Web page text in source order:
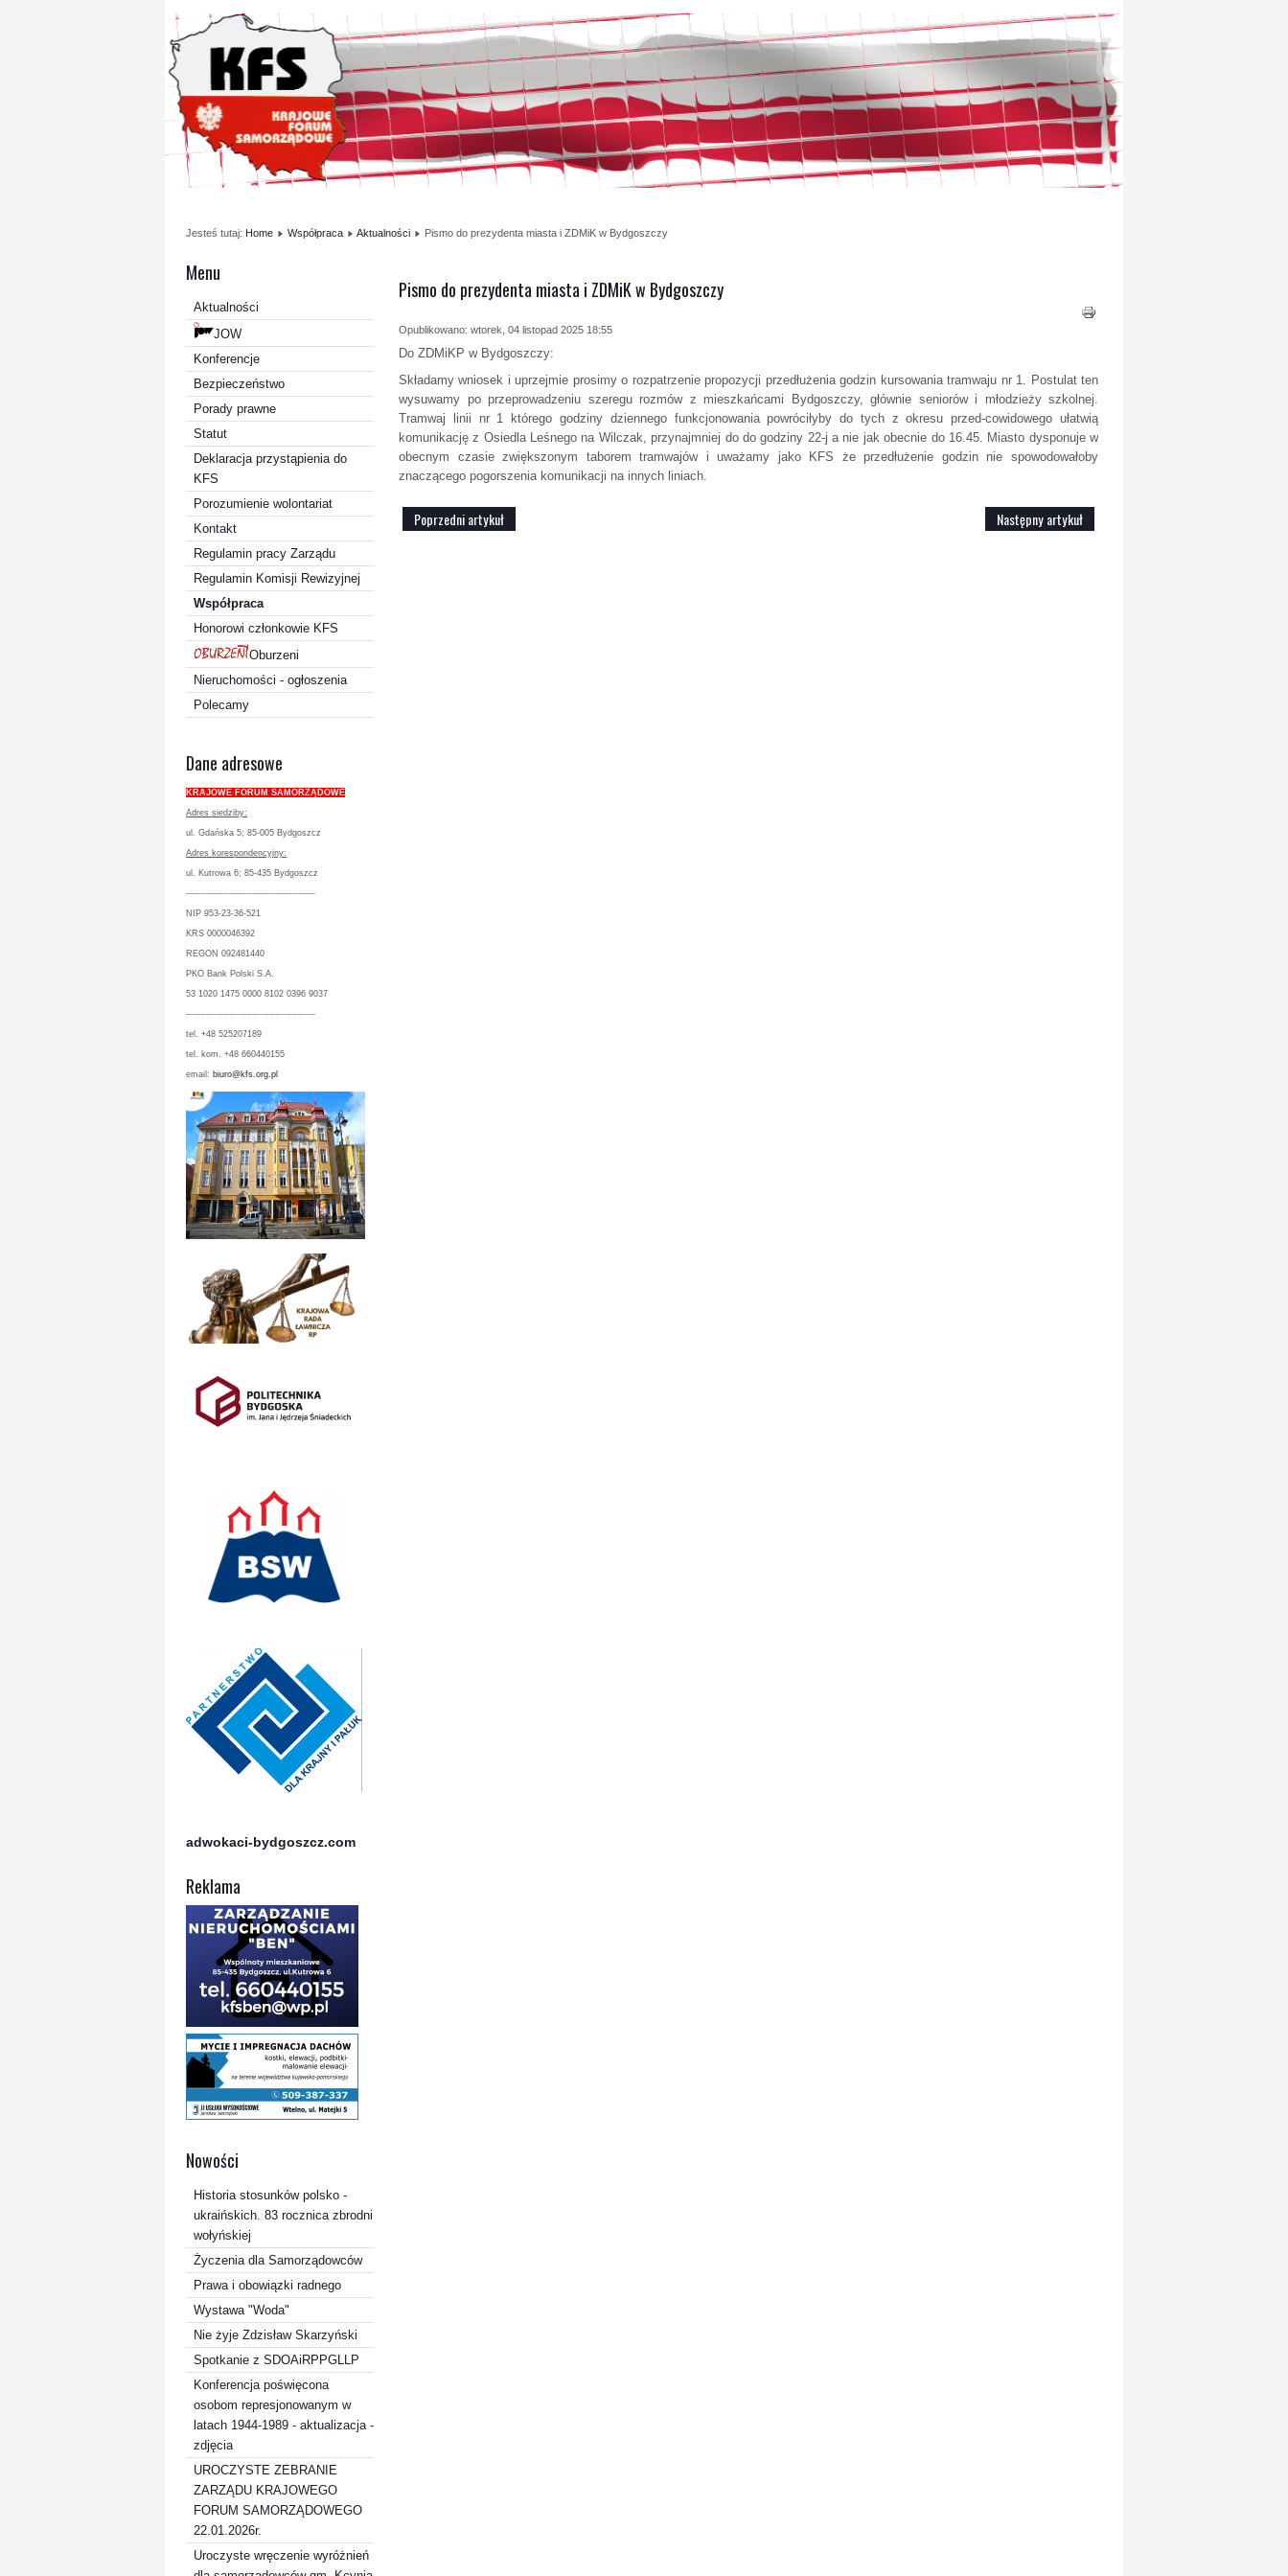
Jesteś tutaj: Home Współpraca Aktualności Pismo do prezydenta miasta i ZDMiK w Bydgoszczy
Menu
Aktualności
JOW
Konferencje
Bezpieczeństwo
Porady prawne
Statut
Deklaracja przystąpienia do
KFS
Porozumienie wolontariat
Kontakt
Regulamin pracy Zarządu
Regulamin Komisji Rewizyjnej
Współpraca
Honorowi członkowie KFS
Oburzeni
Nieruchomości - ogłoszenia
Polecamy
Dane adresowe
KRAJOWE FORUM SAMORZĄDOWE
Adres siedziby:
ul. Gdańska 5; 85-005 Bydgoszcz
Adres korespondencyjny:
ul. Kutrowa 6; 85-435 Bydgoszcz
---------------------------------------------
NIP 953-23-36-521
KRS 0000046392
REGON 092481440
PKO Bank Polski S.A.
53 1020 1475 0000 8102 0396 9037
---------------------------------------------
tel. +48 525207189
tel. kom. +48 660440155
email: biuro@kfs.org.pl
adwokaci-bydgoszcz.com
Reklama
Nowości
Historia stosunków polsko -
ukraińskich. 83 rocznica zbrodni
wołyńskiej
Życzenia dla Samorządowców
Prawa i obowiązki radnego
Wystawa "Woda"
Nie żyje Zdzisław Skarzyński
Spotkanie z SDOAiRPPGLLP
Konferencja poświęcona
osobom represjonowanym w
latach 1944-1989 - aktualizacja -
zdjęcia
UROCZYSTE ZEBRANIE
ZARZĄDU KRAJOWEGO
FORUM SAMORZĄDOWEGO
22.01.2026r.
Uroczyste wręczenie wyróżnień
Pismo do prezydenta miasta i ZDMiK w Bydgoszczy
Opublikowano: wtorek, 04 listopad 2025 18:55
Do ZDMiKP w Bydgoszczy:
Składamy wniosek i uprzejmie prosimy o rozpatrzenie propozycji przedłużenia godzin kursowania tramwaju nr 1. Postulat ten
wysuwamy po przeprowadzeniu szeregu rozmów z mieszkańcami Bydgoszczy, głównie seniorów i młodzieży szkolnej.
Tramwaj linii nr 1 którego godziny dziennego funkcjonowania powróciłyby do tych z okresu przed-cowidowego ułatwią
komunikację z Osiedla Leśnego na Wilczak, przynajmniej do do godziny 22-j a nie jak obecnie do 16.45. Miasto dysponuje w
obecnym czasie zwiększonym taborem tramwajów i uważamy jako KFS że przedłużenie godzin nie spowodowałoby
znaczącego pogorszenia komunikacji na innych liniach.
Poprzedni artykuł Następny artykuł